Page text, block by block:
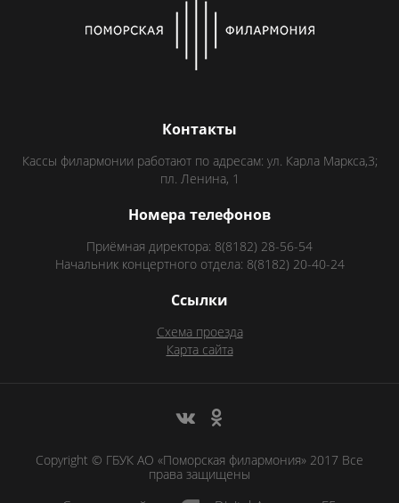
Контакты
Кассы филармонии работают по адресам: ул. Карла Маркса,3;
пл. Ленина, 1
Номера телефонов
Приёмная директора: 8(8182) 28-56-54
Начальник концертного отдела: 8(8182) 20-40-24
Ссылки
Схема проезда
Карта сайта
Copyright © ГБУК АО «Поморская филармония» 2017 Все
права защищены